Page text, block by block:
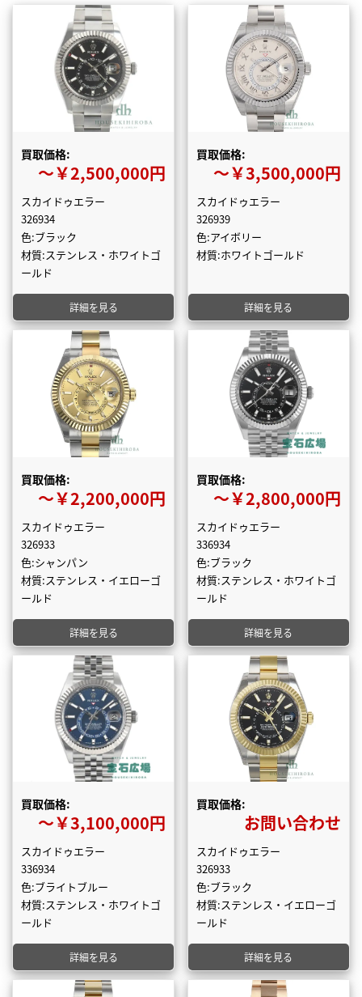
買取価格:
〜￥2,500,000円
スカイドゥエラー
326934
色:ブラック
材質:ステンレス・ホワイトゴ
ールド
詳細を見る
買取価格:
〜￥3,500,000円
スカイドゥエラー
326939
色:アイボリー
材質:ホワイトゴールド
詳細を見る
買取価格:
〜￥2,200,000円
スカイドゥエラー
326933
色:シャンパン
材質:ステンレス・イエローゴ
ールド
詳細を見る
買取価格:
〜￥2,800,000円
スカイドゥエラー
336934
色:ブラック
材質:ステンレス・ホワイトゴ
ールド
詳細を見る
買取価格:
〜￥3,100,000円
スカイドゥエラー
336934
色:ブライトブルー
材質:ステンレス・ホワイトゴ
ールド
詳細を見る
買取価格:
お問い合わせ
スカイドゥエラー
326933
色:ブラック
材質:ステンレス・イエローゴ
ールド
詳細を見る